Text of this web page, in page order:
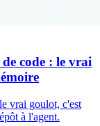
code : le vrai
vrai goulot, c'est
à l'agent.